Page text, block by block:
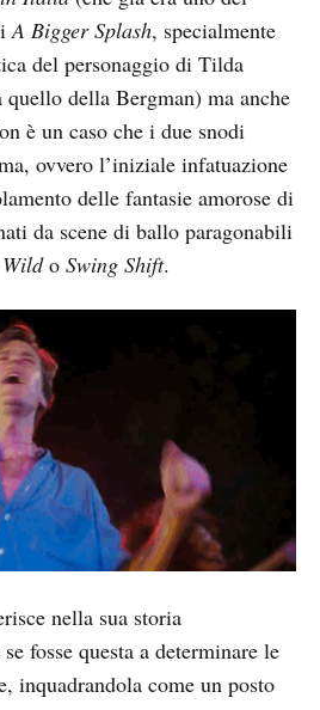
A Bigger Splash, specialmente
del personaggio di Tilda
della Bergman) ma anche
è un caso che i due snodi
ovvero l’iniziale infatuazione
delle fantasie amorose di
da scene di ballo paragonabili
o Swing Shift.
nella sua storia
fosse questa a determinare le
inquadrandola come un posto